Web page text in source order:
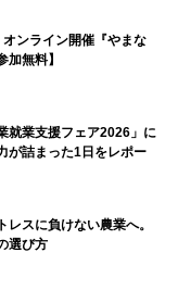
ンライン開催『やまな
加無料】
就業支援フェア2026」に
が詰まった1日をレポー
スに負けない農業へ。
選び方